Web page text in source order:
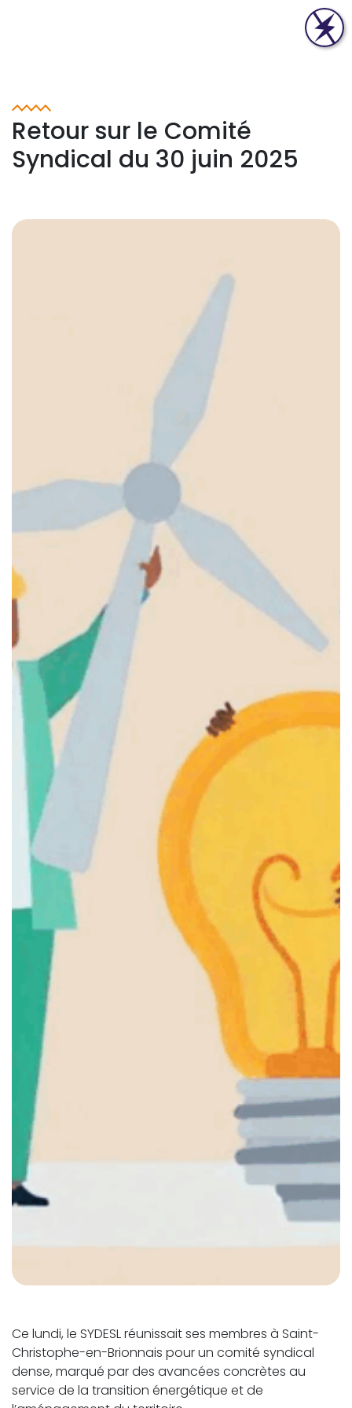
Retour sur le Comité
Syndical du 30 juin 2025
Ce lundi, le SYDESL réunissait ses membres à Saint-
Christophe-en-Brionnais pour un comité syndical
dense, marqué par des avancées concrètes au
service de la transition énergétique et de